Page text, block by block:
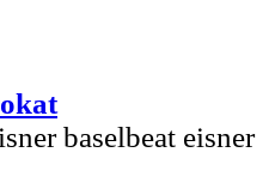
baselbeat eisner